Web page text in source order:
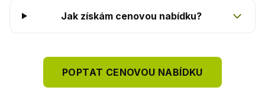
Jak získám cenovou nabídku?
POPTAT CENOVOU NABÍDKU